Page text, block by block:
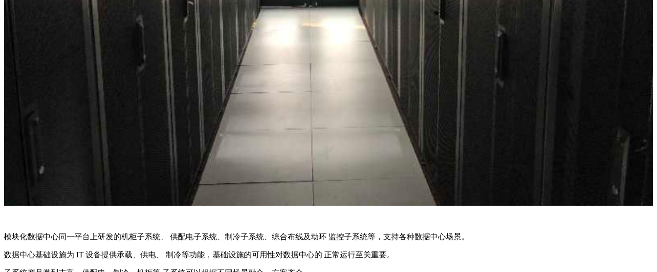
模块化数据中心同一平台上研发的机柜子系统、 供配电子系统、制冷子系统、综合布线及动环 监控子系统等，支持各种数据中心场景。
数据中心基础设施为 IT 设备提供承载、供电、 制冷等功能，基础设施的可用性对数据中心的 正常运行至关重要。